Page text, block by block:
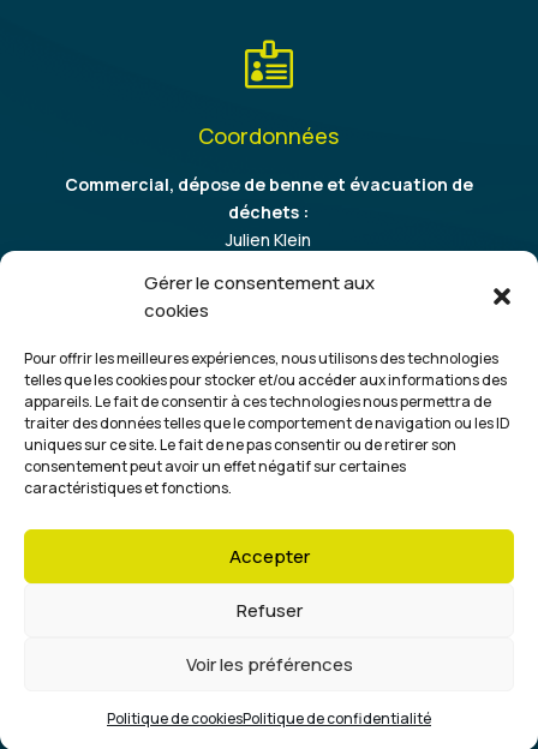
Gérer le consentement aux
cookies
Pour offrir les meilleures expériences, nous utilisons des technologies
telles que les cookies pour stocker et/ou accéder aux informations des
appareils. Le fait de consentir à ces technologies nous permettra de
traiter des données telles que le comportement de navigation ou les ID
uniques sur ce site. Le fait de ne pas consentir ou de retirer son
consentement peut avoir un effet négatif sur certaines
caractéristiques et fonctions.
Accepter
Refuser
Voir les préférences
Politique de cookiesPolitique de confidentialité

Coordonnées
Commercial, dépose de benne et évacuation de
déchets :
Julien Klein
Christophe Tourtelot
06 08 72 95 69
Location engin et porte-engin, tracto-benne,
cuves, balayage, aspiratrice et hydrocureuse :
07 89 24 07 71
Politique de cookies–Politique de